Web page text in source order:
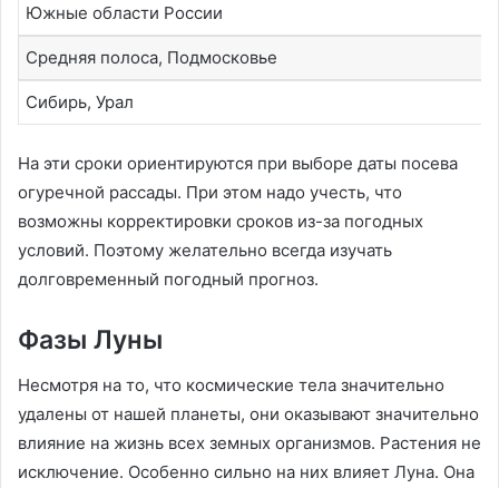
Южные области России
Средняя полоса, Подмосковье
Сибирь, Урал
На эти сроки ориентируются при выборе даты посева
огуречной рассады. При этом надо учесть, что
возможны корректировки сроков из-за погодных
условий. Поэтому желательно всегда изучать
долговременный погодный прогноз.
Фазы Луны
Несмотря на то, что космические тела значительно
удалены от нашей планеты, они оказывают значительно
влияние на жизнь всех земных организмов. Растения не
исключение. Особенно сильно на них влияет Луна. Она